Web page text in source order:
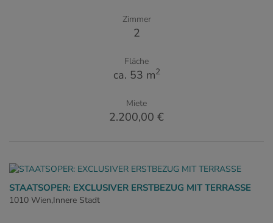
Zimmer
2
Fläche
ca. 53 m2
Miete
2.200,00 €
STAATSOPER: EXCLUSIVER ERSTBEZUG MIT TERRASSE
1010 Wien,Innere Stadt